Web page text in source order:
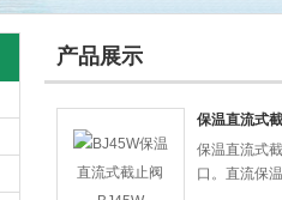
公司
产品展示
保温直流式
保温直流式
口。直流保